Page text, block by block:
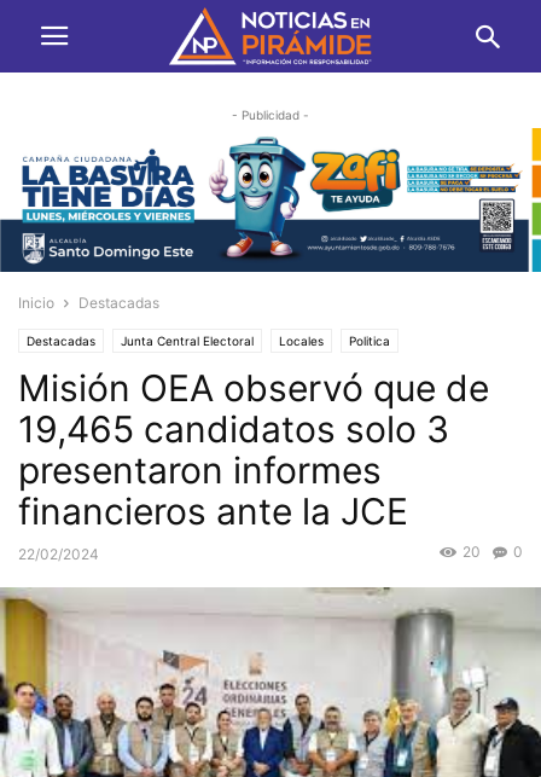
- Publicidad -
Inicio Destacadas
Destacadas Junta Central Electoral Locales Politica
Misión OEA observó que de
19,465 candidatos solo 3
presentaron informes
financieros ante la JCE
22/02/2024 0
20